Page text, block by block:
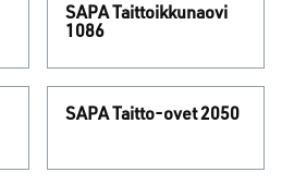
SAPA Taittoikkunaovi
1086
SAPA Taitto-ovet 2050